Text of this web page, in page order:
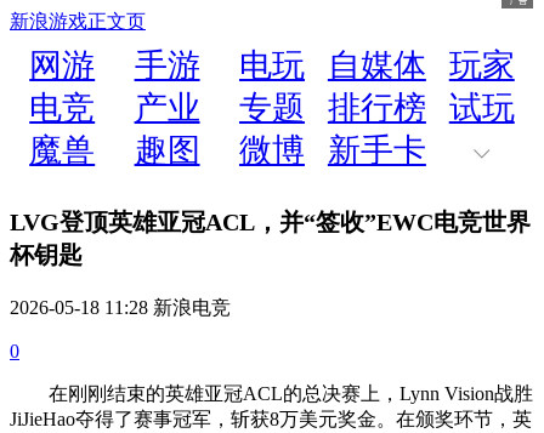
新浪游戏正文页
网游 手游 电玩 自媒体
玩家
电竞
产业 专题 排行榜
试玩
魔兽
趣图 微博 新手卡
LVG登顶英雄亚冠ACL，并“签收”EWC电竞世界
杯钥匙
2026-05-18 11:28 新浪电竞
0
在刚刚结束的英雄亚冠ACL的总决赛上，Lynn Vision战胜
JiJieHao夺得了赛事冠军，斩获8万美元奖金。在颁奖环节，英